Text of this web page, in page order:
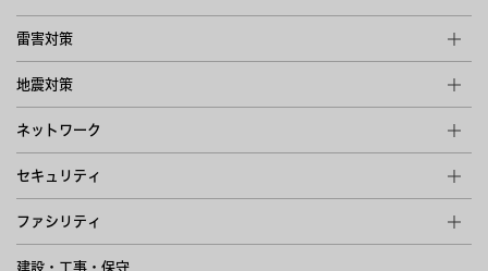
雷害対策
地震対策
ネットワーク
セキュリティ
ファシリティ
建設・工事・保守